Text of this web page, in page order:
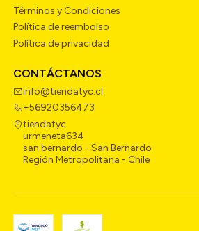
Términos y Condiciones
Política de reembolso
Política de privacidad
CONTÁCTANOS
info@tiendatyc.cl
+56920356473
tiendatyc
urmeneta634
san bernardo - San Bernardo
Región Metropolitana - Chile